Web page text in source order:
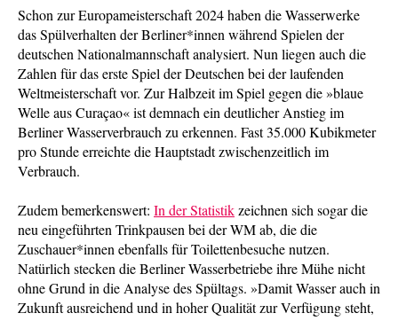
Schon zur Europameisterschaft 2024 haben die Wasserwerke
das Spülverhalten der Berliner*innen während Spielen der
deutschen Nationalmannschaft analysiert. Nun liegen auch die
Zahlen für das erste Spiel der Deutschen bei der laufenden
Weltmeisterschaft vor. Zur Halbzeit im Spiel gegen die »blaue
Welle aus Curaçao« ist demnach ein deutlicher Anstieg im
Berliner Wasserverbrauch zu erkennen. Fast 35.000 Kubikmeter
pro Stunde erreichte die Hauptstadt zwischenzeitlich im
Verbrauch.
Zudem bemerkenswert: In der Statistikzeichnen sich sogar die
neu eingeführten Trinkpausen bei der WM ab, die die
Zuschauer*innen ebenfalls für Toilettenbesuche nutzen.
Natürlich stecken die Berliner Wasserbetriebe ihre Mühe nicht
ohne Grund in die Analyse des Spültags. »Damit Wasser auch in
Zukunft ausreichend und in hoher Qualität zur Verfügung steht,